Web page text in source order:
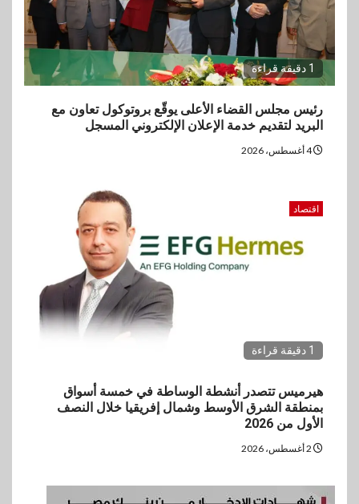
1 دقيقة قراءة
رئيس مجلس القضاء الأعلى يوقّع بروتوكول تعاون مع
البريد لتقديم خدمة الإعلان الإلكتروني المسجل
4 أغسطس، 2026
اقتصاد
1 دقيقة قراءة
هيرميس تتصدر أنشطة الوساطة في خمسة أسواق
بمنطقة الشرق الأوسط وشمال إفريقيا خلال النصف
الأول من 2026